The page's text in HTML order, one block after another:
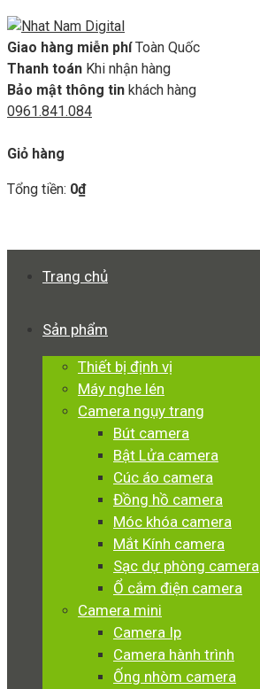
Giao hàng miễn phí Toàn Quốc
Thanh toán Khi nhận hàng
Bảo mật thông tin khách hàng
0961.841.084
Giỏ hàng
Tổng tiền: 0₫
Trang chủ
Sản phẩm
Thiết bị định vị
Máy nghe lén
Camera ngụy trang
Bút camera
Bật Lửa camera
Cúc áo camera
Đồng hồ camera
Móc khóa camera
Mắt Kính camera
Sạc dự phòng camera
Ổ cắm điện camera
Camera mini
Camera Ip
Camera hành trình
Ống nhòm camera